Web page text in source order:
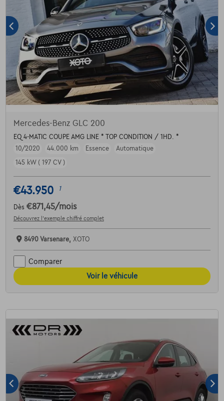
Mercedes-Benz GLC 200
EQ 4-MATIC COUPE AMG LINE * TOP CONDITION / 1HD. *
10/2020
44.000 km Essence
Automatique
145 kW ( 197 CV )
€43.950 1
Dès €871,45/mois
Découvrez l’exemple chiffré complet
8490 Varsenare, XOTO
Comparer
Voir le véhicule